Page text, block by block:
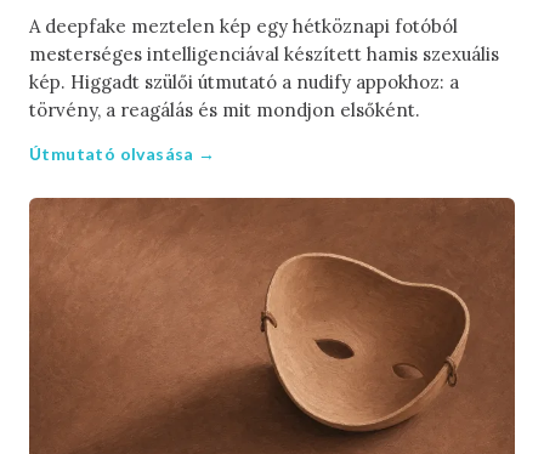
A deepfake meztelen kép egy hétköznapi fotóból
mesterséges intelligenciával készített hamis szexuális
kép. Higgadt szülői útmutató a nudify appokhoz: a
törvény, a reagálás és mit mondjon elsőként.
Útmutató olvasása →